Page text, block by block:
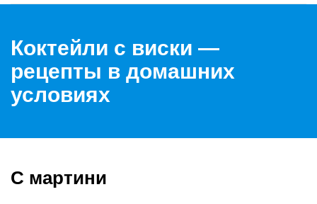
Коктейли с виски —
рецепты в домашних
условиях
С мартини